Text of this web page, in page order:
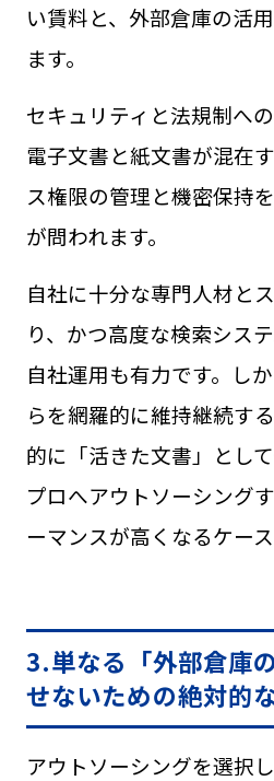
い賃料と、外部倉庫の活
ます。
セキュリティと法規制へ
電子文書と紙文書が混在
ス権限の管理と機密保持
が問われます。
自社に十分な専門人材と
り、かつ高度な検索シス
自社運用も有力です。し
らを網羅的に維持継続す
的に「活きた文書」とし
プロへアウトソーシング
ーマンスが高くなるケー
3.単なる「外部倉庫
せないための絶対的
アウトソーシングを選択